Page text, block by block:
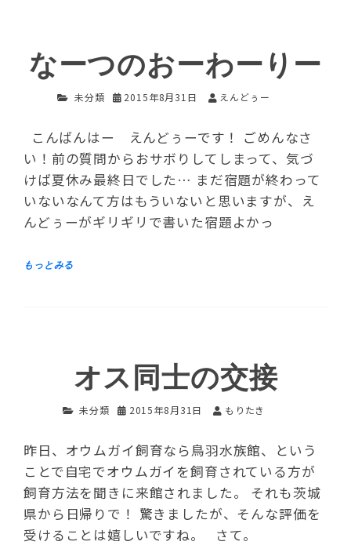
なーつのおーわーりー
未分類 2015年8月31日 えんどぅー
こんばんはー えんどぅーです！ ごめんなさ
い！前の質問からおサボりしてしまって、気づ
けば夏休み最終日でした… まだ宿題が終わって
いないなんて方はもういないと思いますが、え
んどぅーがギリギリで書いた宿題よかっ
オス同士の交接
未分類 2015年8月31日 もりたき
昨日、オウムガイ飼育なら鳥羽水族館、という
ことで自宅でオウムガイを飼育されている方が
飼育方法を聞きに来館されました。 それも茨城
県から日帰りで！ 驚きましたが、そんな評価を
受けることは嬉しいですね。 さて。